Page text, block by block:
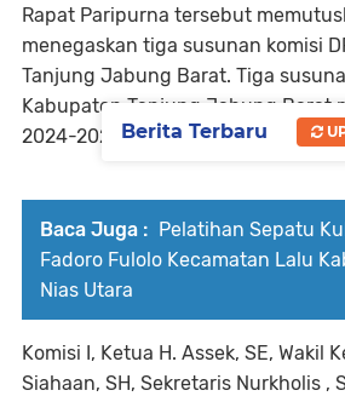
Rapat Paripurna tersebut
menegaskan tiga susunan komisi
Tanjung Jabung Barat. Tiga
Kabupaten Tanjung Jabung Barat
2024-2029 meliputi :
Baca Juga : Pelatihan Sepatu
Fadoro Fulolo Kecamatan Lalu
Nias Utara
Komisi I, Ketua H. Assek, SE, Wakil
Siahaan, SH, Sekretaris Nurkholis ,
Berita Terbaru